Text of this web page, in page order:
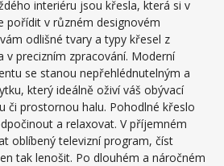
interiéru jsou křesla, která si v
pořídit v různém designovém
odlišné tvary a typy křesel z
precizním zpracování. Moderní
se stanou nepřehlédnutelným a
který ideálně oživí váš obývací
či prostornou halu. Pohodlné křeslo
a relaxovat. V příjemném
oblíbený televizní program, číst
tak lenošit. Po dlouhém a náročném